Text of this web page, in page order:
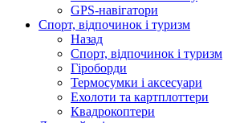
GPS-навігатори
Спорт, відпочинок і туризм
Назад
Спорт, відпочинок і туризм
Гіроборди
Термосумки і аксесуари
Ехолоти та картплоттери
Квадрокоптери